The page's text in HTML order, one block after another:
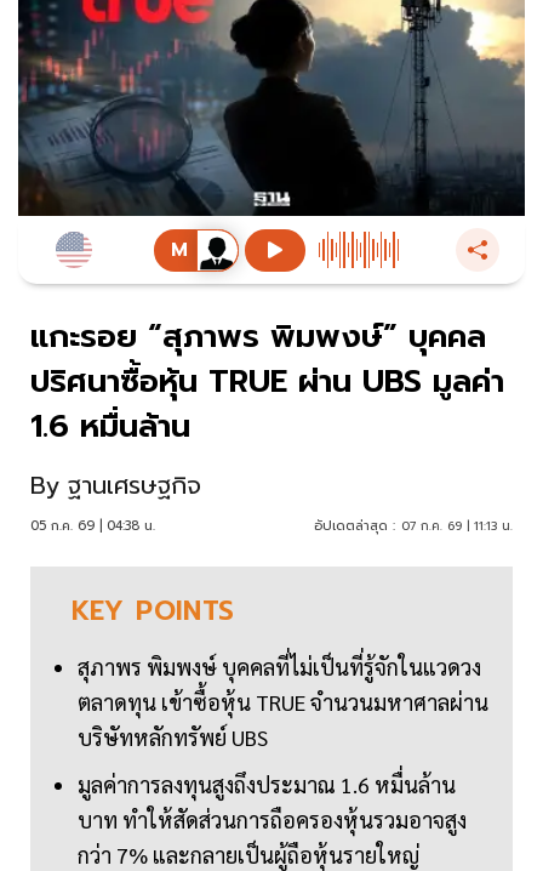
แกะรอย “สุภาพร พิมพงษ์” บุคคล
ปริศนาซื้อหุ้น TRUE ผ่าน UBS มูลค่า
1.6 หมื่นล้าน
By ฐานเศรษฐกิจ
05 ก.ค. 69 | 04:38 น. อัปเดตล่าสุด : 07 ก.ค. 69 | 11:13 น.
KEY POINTS
สุภาพร พิมพงษ์ บุคคลที่ไม่เป็นที่รู้จักในแวดวง
ตลาดทุน เข้าซื้อหุ้น TRUE จำนวนมหาศาลผ่าน
บริษัทหลักทรัพย์ UBS
มูลค่าการลงทุนสูงถึงประมาณ 1.6 หมื่นล้าน
บาท ทำให้สัดส่วนการถือครองหุ้นรวมอาจสูง
กว่า 7% และกลายเป็นผู้ถือหุ้นรายใหญ่